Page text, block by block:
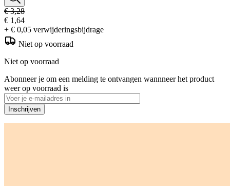
€ 3,28
€ 1,64
+ € 0,05 verwijderingsbijdrage
Niet op voorraad
Niet op voorraad
Abonneer je om een melding te ontvangen wannneer het product
weer op voorraad is
Inschrijven